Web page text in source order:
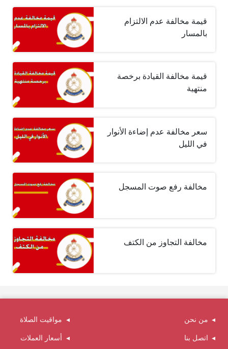
قيمة مخالفة عدم الالتزام
بالمسار
قيمة مخالفة القيادة برخصة
منتهية
سعر مخالفة عدم إضاءة الأنوار
في الليل
مخالفة رفع صوت المسجل
مخالفة التجاوز من الكتف
من نحن
اتصل بنا
مواقيت الصلاة
أسعار العملات